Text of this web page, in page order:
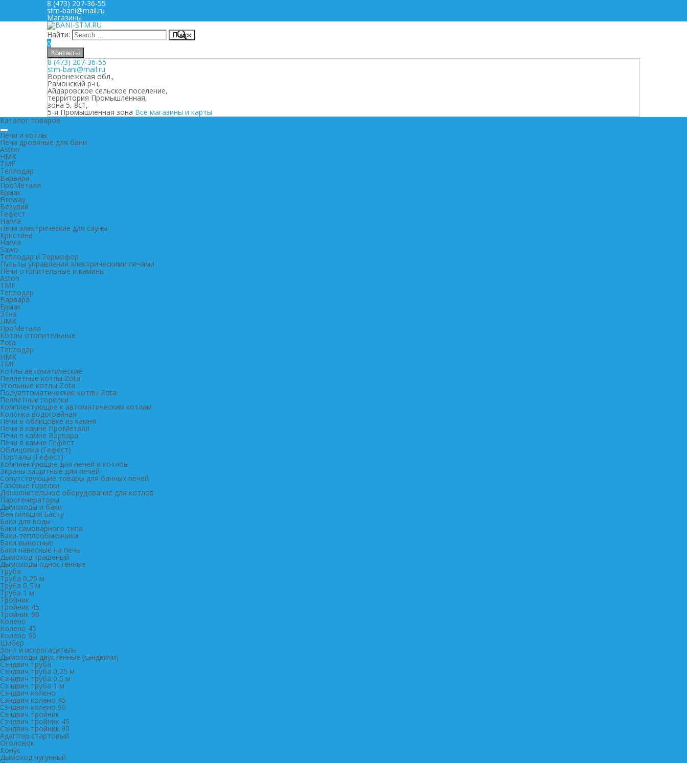
8 (473) 207-36-55
stm-bani@mail.ru
Магазины
Найти:
0
Контакты
8 (473) 207-36-55
stm-bani@mail.ru
Воронежская обл.,
Рамонский р-н,
Айдаровское сельское поселение,
территория Промышленная,
зона 5, 8с1,
5-я Промышленная зона Все магазины и карты
Каталог товаров
Печи и котлы
Печи дровяные для бани
Aston
НМК
TMF
Теплодар
Варвара
ПроМеталл
Ермак
Fireway
Везувий
Гефест
Harvia
Печи электрические для сауны
Кристина
Harvia
Sawo
Теплодар и Термофор
Пульты управления электрическими печами
Печи отопительные и камины
Aston
TMF
Теплодар
Варвара
Ермак
Этна
НМК
ПроМеталл
Котлы отопительные
Zota
Теплодар
НМК
TMF
Котлы автоматические
Пеллетные котлы Zota
Угольные котлы Zota
Полуавтоматические котлы Zota
Пеллетные горелки
Комплектующие к автоматическим котлам
Колонка водогрейная
Печи в облицовке из камня
Печи в камне ПроМеталл
Печи в камне Варвара
Печи в камне Гефест
Облицовка (Гефест)
Порталы (Гефест)
Комплектующие для печей и котлов
Экраны защитные для печей
Сопутствующие товары для банных печей
Газовые горелки
Дополнительное оборудование для котлов
Парогенераторы
Дымоходы и баки
Вентиляция Басту
Баки для воды
Баки самоварного типа
Баки-теплообменники
Баки выносные
Баки навесные на печь
Дымоход крашеный
Дымоходы одностенные
Труба
Труба 0,25 м
Труба 0,5 м
Труба 1 м
Тройник
Тройник 45
Тройник 90
Колено
Колено 45
Колено 90
Шибер
Зонт и искрогаситель
Дымоходы двустенные (сэндвичи)
Сэндвич труба
Сэндвич труба 0,25 м
Сэндвич труба 0,5 м
Сэндвич труба 1 м
Сэндвич колено
Сэндвич колено 45
Сэндвич колено 90
Сэндвич тройник
Сэндвич тройник 45
Сэндвич тройник 90
Адаптер стартовый
Оголовок
Конус
Дымоход чугунный